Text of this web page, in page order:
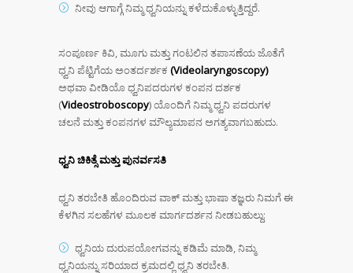
ನೀವು ಆಗಾಗ್ಗೆ ನಿಮ್ಮ ಧ್ವನಿಯನ್ನು ಕಳೆದುಕೊಳ್ಳುತ್ತಿದ್ದರೆ.
ಸಂಪೂರ್ಣ ಕಿವಿ, ಮೂಗು ಮತ್ತು ಗಂಟಲಿನ ತಪಾಸಣೆಯ ಜೊತೆಗೆ
ಧ್ವನಿ ಪೆಟ್ಟಿಗೆಯ ಅಂತರ್ದರ್ಶಕ (Videolaryngoscopy)
ಅಥವಾ ವೀಡಿಯೊ ಧ್ವನಿಪದರುಗಳ ಕಂಪನ ದರ್ಶಕ
(Videostroboscopy) ಯೊಂದಿಗೆ ನಿಮ್ಮ ಧ್ವನಿ ಪದರುಗಳ
ಚಲನೆ ಮತ್ತು ಕಂಪನಗಳ ಮೌಲ್ಯಮಾಪನ ಅಗತ್ಯವಾಗಬಹುದು.
ಧ್ವನಿ ಚಿಕಿತ್ಸೆ ಮತ್ತು ಪುನರ್ವಸತಿ
ಧ್ವನಿ ತರಬೇತಿ ಹೊಂದಿರುವ ವಾಕ್ ಮತ್ತು ಭಾಷಾ ತಜ್ಞರು ನಿಮಗೆ ಈ
ಕೆಳಗಿನ ಸಲಹೆಗಳ ಮೂಲಕ ಮಾರ್ಗದರ್ಶನ ನೀಡಬಹುಲ್ದು:
ಧ್ವನಿಯ ದುರುಪಯೋಗವನ್ನು ಕಡಿಮೆ ಮಾಡಿ, ನಿಮ್ಮ
ಧ್ವನಿಯನ್ನು ಸರಿಯಾದ ಕ್ರಮದಲ್ಲಿ ಧ್ವನಿ ತರಬೇತಿ.